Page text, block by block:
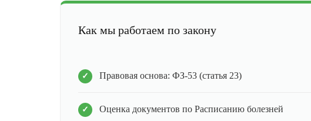
Как мы работаем по закону
Правовая основа: ФЗ-53 (статья 23)
Оценка документов по Расписанию болезней